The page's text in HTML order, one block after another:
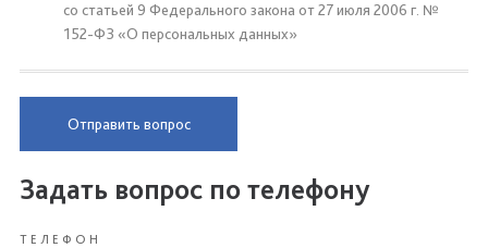
со статьей 9 Федерального закона от 27 июля 2006 г. №
152-ФЗ «О персональных данных»
Отправить вопрос
Задать вопрос по телефону
ТЕЛЕФОН